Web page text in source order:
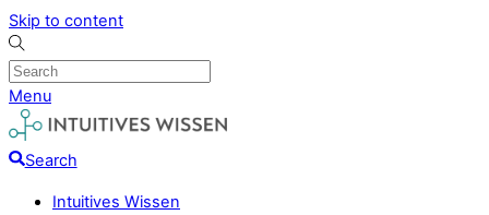
Skip to content
Menu
Search
Intuitives Wissen